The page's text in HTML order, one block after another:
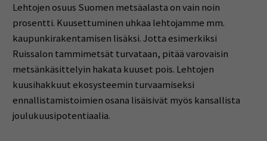
Lehtojen osuus Suomen metsäalasta on vain noin
prosentti. Kuusettuminen uhkaa lehtojamme mm.
kaupunkirakentamisen lisäksi. Jotta esimerkiksi
Ruissalon tammimetsät turvataan, pitää varovaisin
metsänkäsittelyin hakata kuuset pois. Lehtojen
kuusihakkuut ekosysteemin turvaamiseksi
ennallistamistoimien osana lisäisivät myös kansallista
joulukuusipotentiaalia.